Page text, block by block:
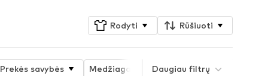
Rodyti Rūšiuoti
Prekės savybės Medžiaga Pritaikomumas
Daugiau filtrų